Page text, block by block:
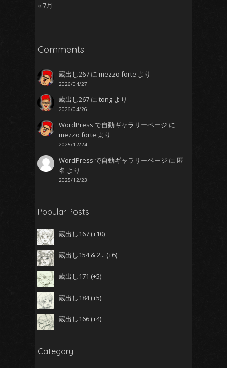
« 7月
Comments
蔵出し267 にmezzo forte より
2026/04/27
蔵出し267 にtong より
2026/04/26
WordPress で自動ギャラリーページ に
mezzo forte より
2025/12/24
WordPress で自動ギャラリーページ に匿
名 より
2025/12/23
Popular Posts
蔵出し167 +10
蔵出し154 & 2... +6
蔵出し171 +5
蔵出し184 +5
蔵出し166 +4
Category